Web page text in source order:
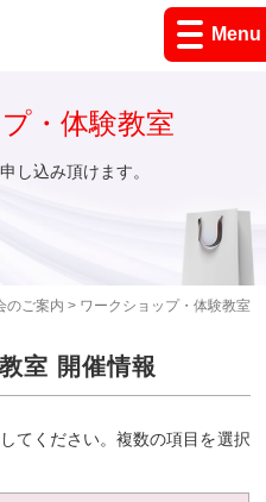
Menu
のご案内 > ワークショップ・体験教室
・体験教室
し込み頂けます。
室 開催情報
てください。複数の項目を選択